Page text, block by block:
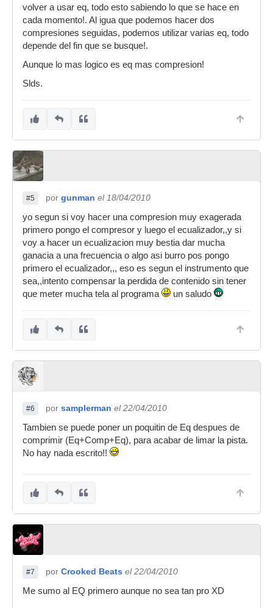
volver a usar eq, todo esto sabiendo lo que se hace en
cada momento!. Al igua que podemos hacer dos
compresiones seguidas, podemos utilizar varias eq, todo
depende del fin que se busque!.
Aunque lo mas logico es eq mas compresion!
Slds.
#5 por gunman el 18/04/2010
yo segun si voy hacer una compresion muy exagerada
primero pongo el compresor y luego el ecualizador,,y si
voy a hacer un ecualizacion muy bestia dar mucha
ganacia a una frecuencia o algo asi burro pos pongo
primero el ecualizador,,, eso es segun el instrumento que
sea,,intento compensar la perdida de contenido sin tener
que meter mucha tela al programa
un saludo
#6 por samplerman el 22/04/2010
Tambien se puede poner un poquitin de Eq despues de
comprimir (Eq+Comp+Eq), para acabar de limar la pista.
No hay nada escrito!!
#7 por Crooked Beats el 22/04/2010
Me sumo al EQ primero aunque no sea tan pro XD